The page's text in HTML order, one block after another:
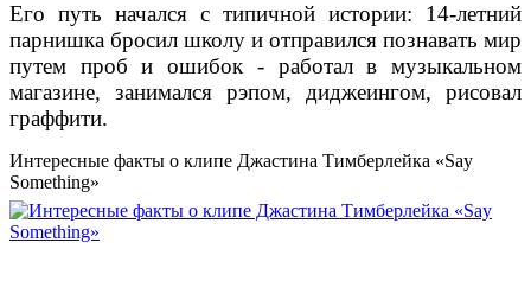
Его путь начался с типичной истории: 14-летний
парнишка бросил школу и отправился познавать мир
путем проб и ошибок - работал в музыкальном
магазине, занимался рэпом, диджеингом, рисовал
граффити.
Интересные факты о клипе Джастина Тимберлейка «Say
Something»